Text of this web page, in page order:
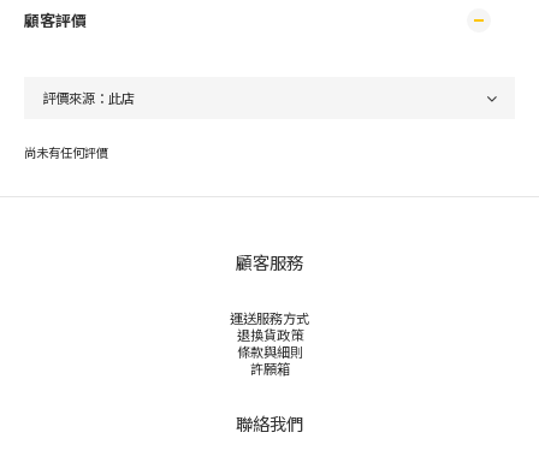
顧客評價
尚未有任何評價
顧客服務
運送服務方式
退換貨政策
條款與細則
許願箱
聯絡我們